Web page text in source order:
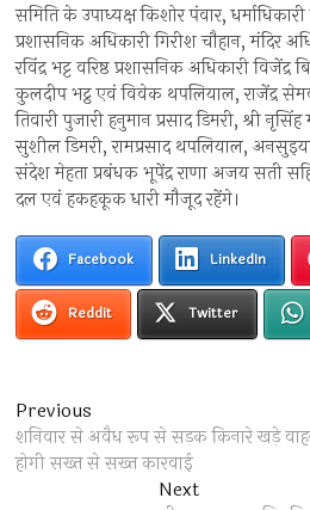
समिति के उपाध्यक्ष किशोर पंवार,
प्रशासनिक अधिकारी गिरीश चौहान, मंदिर
रविंद्र भट्ट वरिष्ठ प्रशासनिक अधिकारी विजेंद्र
कुलदीप भट्ठ एवं विवेक थपलियाल, राजेंद्र
तिवारी पुजारी हनुमान प्रसाद डिमरी, श्री
सुशील डिमरी, रामप्रसाद थपलियाल,
संदेश मेहता प्रबंधक भूपेंद्र राणा अजय सती
दल एवं हकहकूक धारी मौजूद रहेंगे।
Facebook LinkedIn
Reddit Twitter
Post
navigation
Previous
post:
शनिवार से अवैध रूप से सड़क किनारे खड़े
होगी सख्त से सख्त कारवाई
NextNext